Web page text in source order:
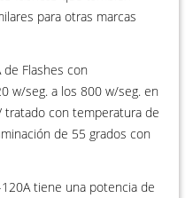
para otras marcas
de Flashes con
w/seg. a los 800 w/seg. en
tratado con temperatura de
de 55 grados con
tiene una potencia de